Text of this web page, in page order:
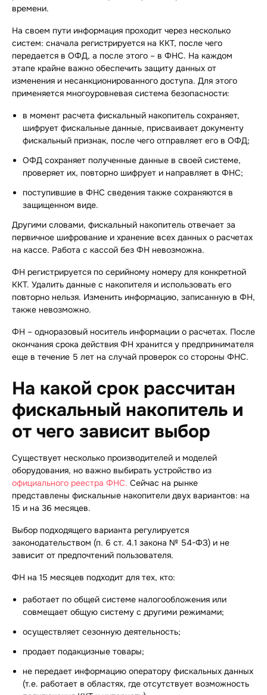
времени.
На своем пути информация проходит через несколько
систем: сначала регистрируется на ККТ, после чего
передается в ОФД, а после этого – в ФНС. На каждом
этапе крайне важно обеспечить защиту данных от
изменения и несанкционированного доступа. Для этого
применяется многоуровневая система безопасности:
в момент расчета фискальный накопитель сохраняет,
шифрует фискальные данные, присваивает документу
фискальный признак, после чего отправляет его в ОФД;
ОФД сохраняет полученные данные в своей системе,
проверяет их, повторно шифрует и направляет в ФНС;
поступившие в ФНС сведения также сохраняются в
защищенном виде.
Другими словами, фискальный накопитель отвечает за
первичное шифрование и хранение всех данных о расчетах
на кассе. Работа с кассой без ФН невозможна.
ФН регистрируется по серийному номеру для конкретной
ККТ. Удалить данные с накопителя и использовать его
повторно нельзя. Изменить информацию, записанную в ФН,
также невозможно.
ФН – одноразовый носитель информации о расчетах. После
окончания срока действия ФН хранится у предпринимателя
еще в течение 5 лет на случай проверок со стороны ФНС.
На какой срок рассчитан
фискальный накопитель и
от чего зависит выбор
Существует несколько производителей и моделей
оборудования, но важно выбирать устройство из
официального реестра ФНС. Сейчас на рынке
представлены фискальные накопители двух вариантов: на
15 и на 36 месяцев.
Выбор подходящего варианта регулируется
законодательством (п. 6 ст. 4.1 закона № 54-ФЗ) и не
зависит от предпочтений пользователя.
ФН на 15 месяцев подходит для тех, кто:
работает по общей системе налогообложения или
совмещает общую систему с другими режимами;
осуществляет сезонную деятельность;
продает подакцизные товары;
не передает информацию оператору фискальных данных
(т.е. работает в областях, где отсутствует возможность